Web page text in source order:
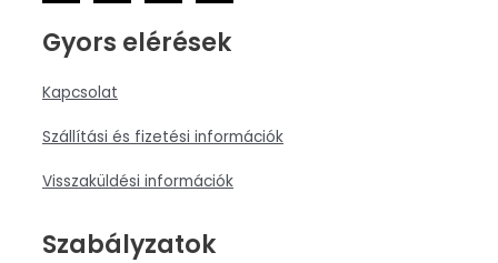
Gyors elérések
Kapcsolat
Szállítási és fizetési információk
Visszaküldési információk
Szabályzatok